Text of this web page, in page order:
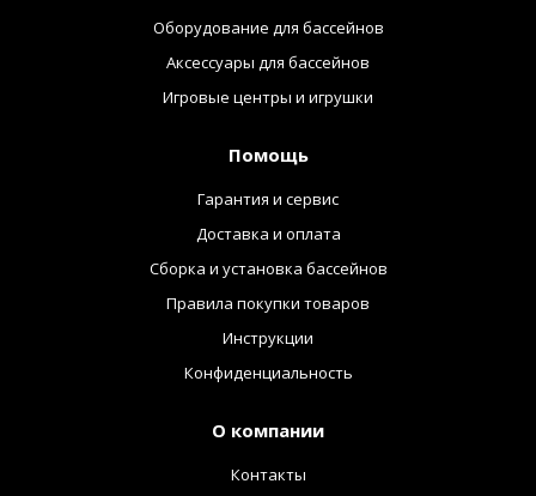
Оборудование для бассейнов
Аксессуары для бассейнов
Игровые центры и игрушки
Помощь
Гарантия и сервис
Доставка и оплата
Сборка и установка бассейнов
Правила покупки товаров
Инструкции
Конфиденциальность
О компании
Контакты